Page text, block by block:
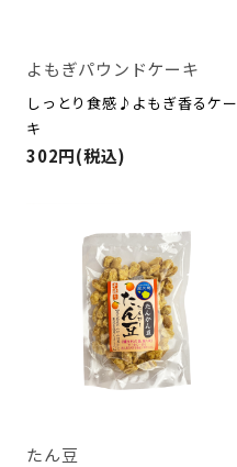
よもぎパウンドケーキ
しっとり食感♪よもぎ香るケー
キ
302円(税込)
たん豆